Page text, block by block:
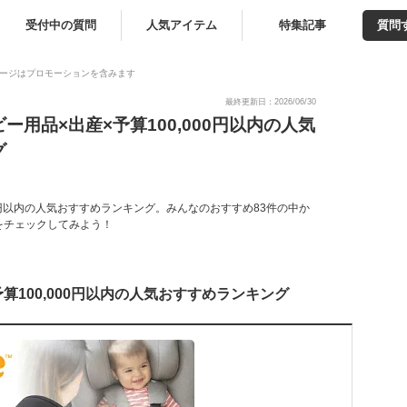
受付中の質問 人気アイテム 特集記事 質問
ジはプロモーションを含みます
最終更新日：2026/06/30
ー用品×出産×予算100,000円以内の人気
内の人気おすすめランキング。みんなのおすすめ83件の中か
ェックしてみよう！
100,000円以内の人気おすすめランキング